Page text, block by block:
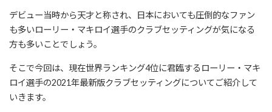
デビュー当時から天才と称され、日本においても圧倒的なファン
も多いローリー・マキロイ選手のクラブセッティングが気になる
方も多いことでしょう。
そこで今回は、現在世界ランキング4位に君臨するローリー・マキ
ロイ選手の2021年最新版クラブセッティングについてご紹介して
いきます。